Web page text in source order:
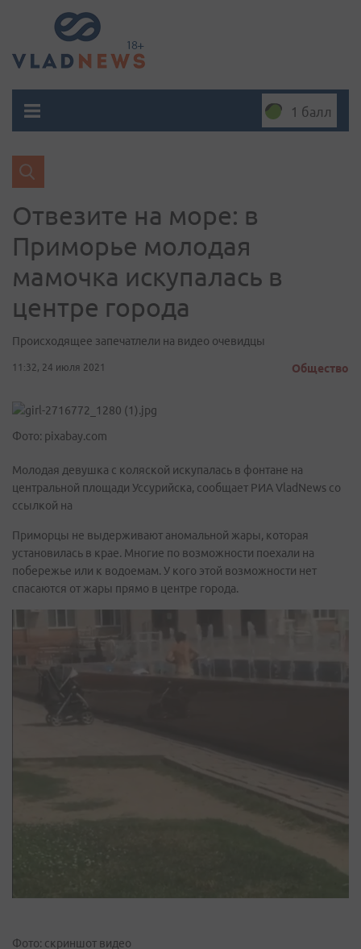
1 балл
Отвезите на море: в
Приморье молодая
мамочка искупалась в
центре города
Происходящее запечатлели на видео очевидцы
11:32, 24 июля 2021 Общество
Фото: pixabay.com
Молодая девушка с коляской искупалась в фонтане на
центральной площади Уссурийска, сообщает РИА VladNews со
ссылкой на
Приморцы не выдерживают аномальной жары, которая
установилась в крае. Многие по возможности поехали на
побережье или к водоемам. У кого этой возможности нет
спасаются от жары прямо в центре города.
Фото: скриншот видео